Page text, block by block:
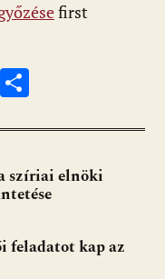
first
Pr
za
m
e
szíriai elnöki
feladatot kap az